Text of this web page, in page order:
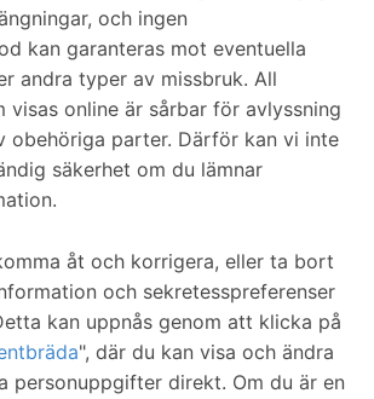
och ingen
kan garanteras mot eventuella
andra typer av missbruk. All
visas online är sårbar för avlyssning
obehöriga parter. Därför kan vi inte
säkerhet om du lämnar
åt och korrigera, eller ta bort
och sekretesspreferenser
kan uppnås genom att klicka på
", där du kan visa och ändra
personuppgifter direkt. Om du är en